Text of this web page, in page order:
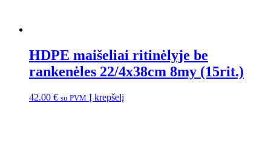
HDPE maišeliai ritinėlyje be
rankenėles 22/4x38cm 8my (15rit.)
42.00 € su PVM Į krepšelį